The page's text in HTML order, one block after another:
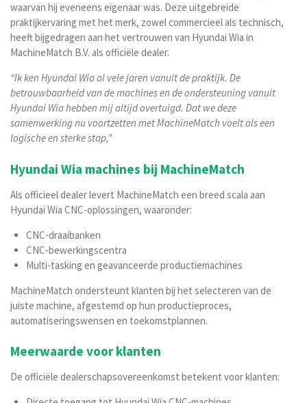
waarvan hij eveneens eigenaar was. Deze uitgebreide
praktijkervaring met het merk, zowel commercieel als technisch,
heeft bijgedragen aan het vertrouwen van Hyundai Wia in
MachineMatch B.V. als officiële dealer.
“Ik ken Hyundai Wia al vele jaren vanuit de praktijk. De
betrouwbaarheid van de machines en de ondersteuning vanuit
Hyundai Wiahebben mij altijd overtuigd. Dat we deze
samenwerking nu voortzetten met MachineMatch voelt als een
logische en sterke stap,”
Hyundai Wia machines bij MachineMatch
Als officieel dealer levert MachineMatch een breed scala aan
Hyundai Wia CNC-oplossingen, waaronder:
CNC-draaibanken
CNC-bewerkingscentra
Multi-tasking en geavanceerde productiemachines
MachineMatch ondersteunt klanten bij het selecteren van de
juiste machine, afgestemd op hun productieproces,
automatiseringswensen en toekomstplannen.
Meerwaarde voor klanten
De officiële dealerschapsovereenkomst betekent voor klanten: